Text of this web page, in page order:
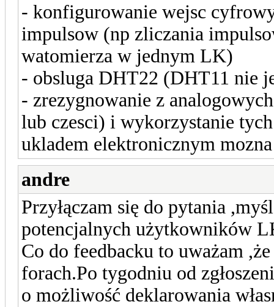
- konfigurowanie wejsc
impulsow (np zliczania
watomierza w jednym LK)
- obsluga DHT22 (DHT11 nie
- zrezygnowanie z
lub czesci) i wykorzystanie
ukladem elektronicznym
andre
Przyłączam się do pytania
potencjalnych użytkowników
Co do feedbacku to uważam
forach.Po tygodniu od
o możliwość deklarowania